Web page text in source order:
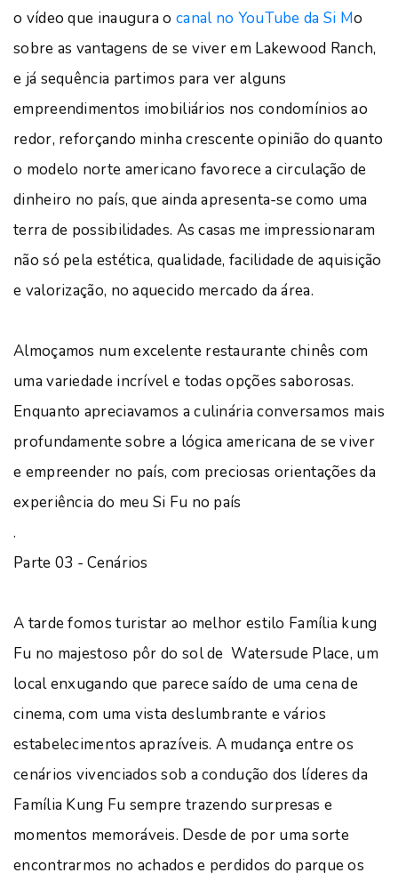
o vídeo que inaugura o canal no YouTube da Si Mo
sobre as vantagens de se viver em Lakewood Ranch,
e já sequência partimos para ver alguns
empreendimentos imobiliários nos condomínios ao
redor, reforçando minha crescente opinião do quanto
o modelo norte americano favorece a circulação de
dinheiro no país, que ainda apresenta-se como uma
terra de possibilidades. As casas me impressionaram
não só pela estética, qualidade, facilidade de aquisição
e valorização, no aquecido mercado da área.
Almoçamos num excelente restaurante chinês com
uma variedade incrível e todas opções saborosas.
Enquanto apreciavamos a culinária conversamos mais
profundamente sobre a lógica americana de se viver
e empreender no país, com preciosas orientações da
experiência do meu Si Fu no país
.
Parte 03 - Cenários
A tarde fomos turistar ao melhor estilo Família kung
Fu no majestoso pôr do sol de Watersude Place, um
local enxugando que parece saído de uma cena de
cinema, com uma vista deslumbrante e vários
estabelecimentos aprazíveis. A mudança entre os
cenários vivenciados sob a condução dos líderes da
Família Kung Fu sempre trazendo surpresas e
momentos memoráveis. Desde de por uma sorte
encontrarmos no achados e perdidos do parque os